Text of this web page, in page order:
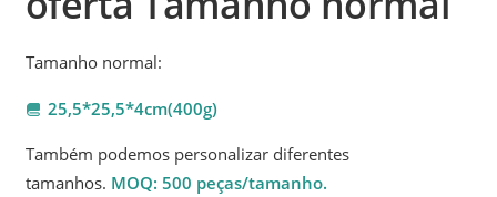
Tamanho normal:
25,5*25,5*4cm(400g)
Também podemos personalizar diferentes
tamanhos. MOQ: 500 peças/tamanho.